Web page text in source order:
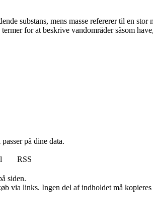
substans, mens masse refererer til en
for at beskrive vandområder såsom
på dine data.
RSS
siden.
via links. Ingen del af indholdet må kopieres